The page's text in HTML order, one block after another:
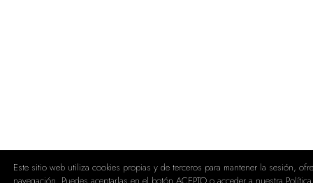
Este sitio web utiliza cookies propias y de terceros para mantener la sesión,